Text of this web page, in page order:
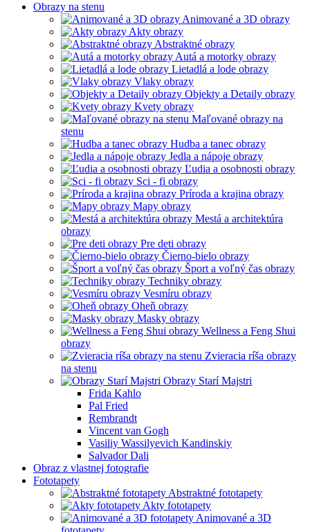
Obrazy na stenu
Animované a 3D obrazy
Akty obrazy
Abstraktné obrazy
Autá a motorky obrazy
Lietadlá a lode obrazy
Vlaky obrazy
Objekty a Detaily obrazy
Kvety obrazy
Maľované obrazy na
stenu
Hudba a tanec obrazy
Jedla a nápoje obrazy
Ľudia a osobnosti obrazy
Sci - fi obrazy
Príroda a krajina obrazy
Mapy obrazy
Mestá a architektúra
obrazy
Pre deti obrazy
Čierno-bielo obrazy
Šport a voľný čas obrazy
Techniky obrazy
Vesmíru obrazy
Oheň obrazy
Masky obrazy
Wellness a Feng Shui
obrazy
Zvieracia ríša obrazy
na stenu
Obrazy Starí Majstri
Frida Kahlo
Pal Fried
Rembrandt
Vincent van Gogh
Vasiliy Wassilyevich Kandinskiy
Salvador Dali
Obraz z vlastnej fotografie
Fototapety
Abstraktné fototapety
Akty fototapety
Animované a 3D